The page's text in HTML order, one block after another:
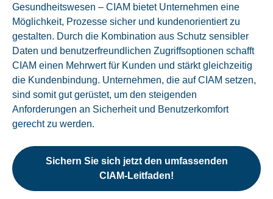
Gesundheitswesen – CIAM bietet Unternehmen eine
Möglichkeit, Prozesse sicher und kundenorientiert zu
gestalten. Durch die Kombination aus Schutz sensibler
Daten und benutzerfreundlichen Zugriffsoptionen schafft
CIAM einen Mehrwert für Kunden und stärkt gleichzeitig
die Kundenbindung. Unternehmen, die auf CIAM setzen,
sind somit gut gerüstet, um den steigenden
Anforderungen an Sicherheit und Benutzerkomfort
gerecht zu werden.
Sichern Sie sich jetzt den umfassenden
CIAM-Leitfaden!